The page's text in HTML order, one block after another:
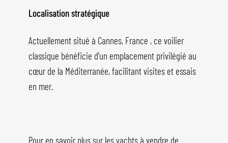
Localisation stratégique
Actuellement situé à Cannes, France , ce voilier
classique bénéficie d’un emplacement privilégié au
cœur de la Méditerranée, facilitant visites et essais
en mer.
Pour en savoir plus sur les yachts à vendre de